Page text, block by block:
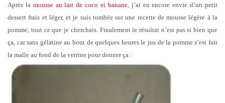
Après la mousse au lait de coco et banane, j’ai eu encore envie d’un petit
dessert frais et léger, et je suis tombée sur une recette de mousse légère à la
pomme, tout ce que je cherchais. Finalement le résultat n’est pas si bien que
ça, car sans gélatine au bout de quelques heures le jus de la pomme s’est fait
la malle au fond de la verrine pour donner ça :